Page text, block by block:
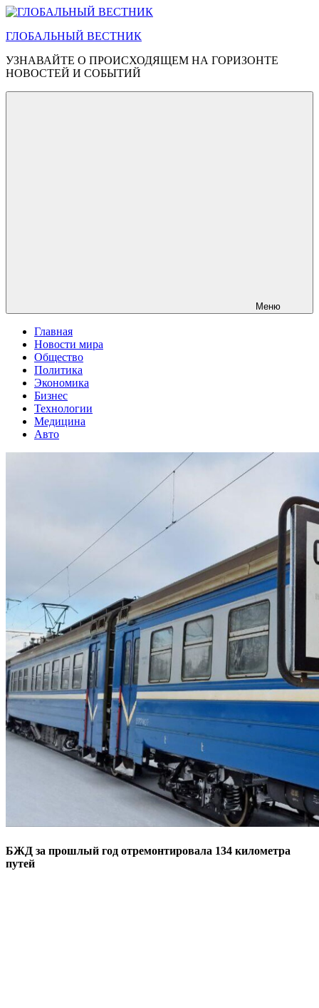
Перейти
содержимому
ГЛОБАЛЬНЫЙ ВЕСТНИК
УЗНАВАЙТЕ О ПРОИСХОДЯЩЕМ НА ГОРИЗОНТЕ
НОВОСТЕЙ И СОБЫТИЙ
Меню
Главная
Новости мира
Общество
Политика
Экономика
Бизнес
Технологии
Медицина
Авто
БЖД за прошлый год отремонтировала 134 километра
путей